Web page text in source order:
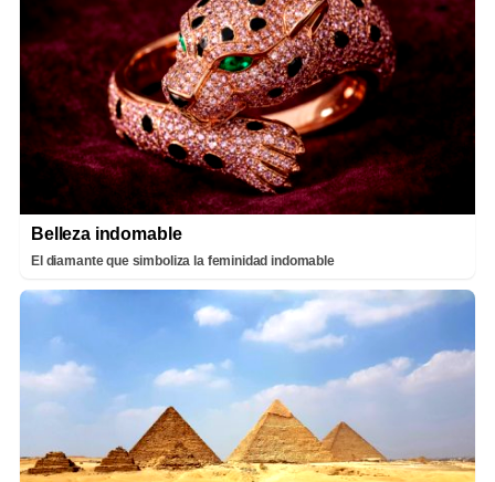
Belleza indomable
El diamante que simboliza la feminidad indomable